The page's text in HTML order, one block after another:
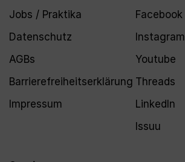
Jobs / Praktika
Datenschutz
AGBs
Barrierefreiheitserklärung
Impressum
Facebook
Instagram
Youtube
Threads
LinkedIn
Issuu